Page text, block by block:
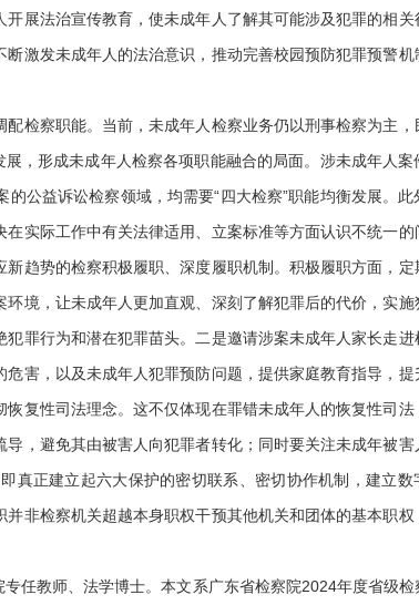
展法治宣传教育，使未成年人了解其可能涉及犯罪的相关
激发未成年人的法治意识，推动完善校园预防犯罪预警机
察职能。当前，未成年人检察业务仍以刑事检察为主，
，形成未成年人检察各项职能融合的局面。涉未成年人案
公益诉讼检察领域，均需要“四大检察”职能均衡发展。此
实际工作中有关法律适用、立案标准等方面认识不统一的
趋势的检察积极履职、深度履职机制。积极履职方面，定
境，让未成年人更加直观、深刻了解犯罪后的代价，实施
罪行为和潜在犯罪苗头。二是邀请涉案未成年人家长走进
害，以及未成年人犯罪预防问题，提供家庭教育指导，提
复性司法理念。这不仅体现在罪错未成年人的恢复性司法
，避免其由被害人向犯罪者转化；同时要关注未成年被害
真正建立起六大保护的密切联系、密切协作机制，建立数
非检察机关超越本身职权干预其他机关和团体的基本职权
教师、法学博士。本文系广东省检察院2024年度省级检